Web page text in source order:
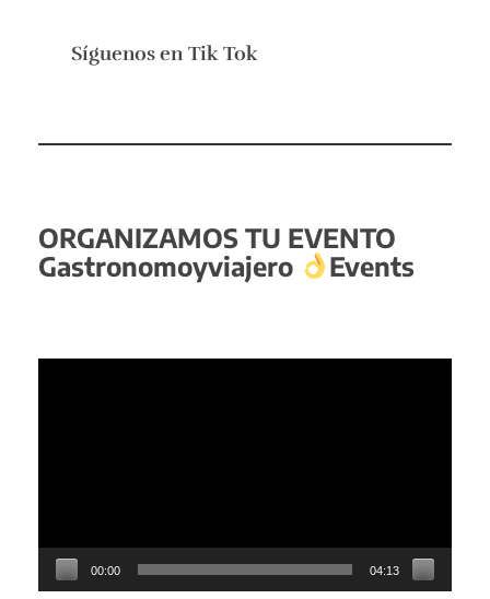
Síguenos en Tik Tok
ORGANIZAMOS TU EVENTO
Gastronomoyviajero
Events
00:00 04:13